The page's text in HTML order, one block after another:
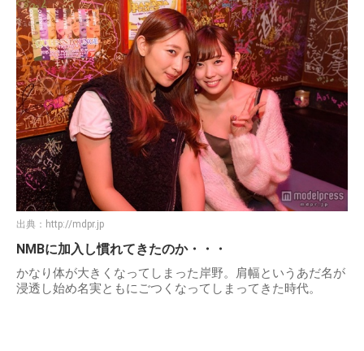
出典： http://mdpr.jp
NMBに加入し慣れてきたのか・・・
かなり体が大きくなってしまった岸野。肩幅というあだ名が
浸透し始め名実ともにごつくなってしまってきた時代。